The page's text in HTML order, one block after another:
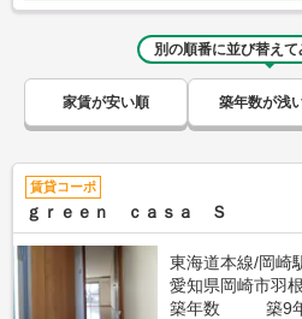
別の順番に並び替えて
家賃が安い順 築年数が浅
賃貸コーポ
ｇｒｅｅｎ ｃａｓａ Ｓ
東海道本線/岡崎
愛知県岡崎市羽
築年数
築9